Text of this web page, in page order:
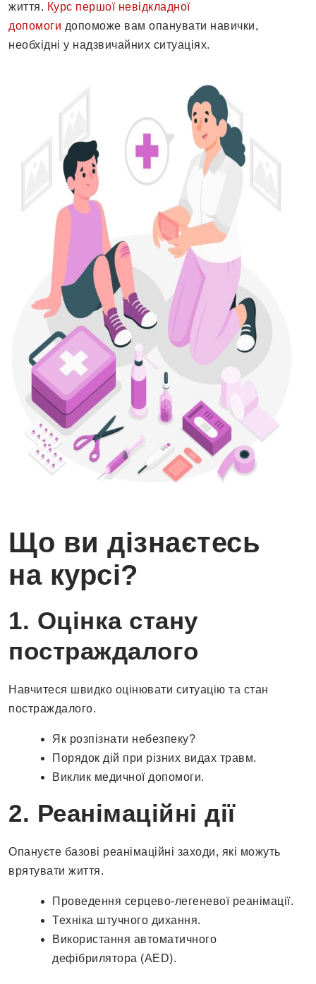
життя. Курс першої невідкладної
допомоги допоможе вам опанувати навички,
необхідні у надзвичайних ситуаціях.
Що ви дізнаєтесь
на курсі?
1. Оцінка стану
постраждалого
Навчитеся швидко оцінювати ситуацію та стан
постраждалого.
Як розпізнати небезпеку?
Порядок дій при різних видах травм.
Виклик медичної допомоги.
2. Реанімаційні дії
Опануєте базові реанімаційні заходи, які можуть
врятувати життя.
Проведення серцево-легеневої реанімації.
Техніка штучного дихання.
Використання автоматичного
дефібрилятора (AED).